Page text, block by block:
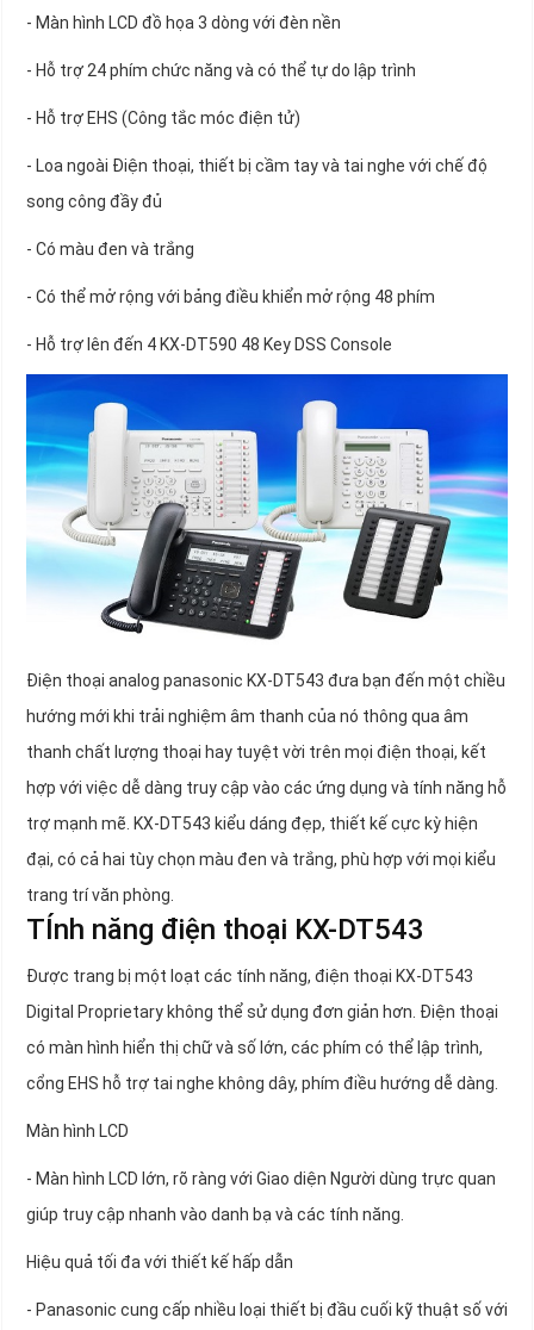
- Màn hình LCD đồ họa 3 dòng với đèn nền
- Hỗ trợ 24 phím chức năng và có thể tự do lập trình
- Hỗ trợ EHS (Công tắc móc điện tử)
- Loa ngoài Điện thoại, thiết bị cầm tay và tai nghe với chế độ
song công đầy đủ
- Có màu đen và trắng
- Có thể mở rộng với bảng điều khiển mở rộng 48 phím
- Hỗ trợ lên đến 4 KX-DT590 48 Key DSS Console
Điện thoại analog panasonic KX-DT543 đưa bạn đến một chiều
hướng mới khi trải nghiệm âm thanh của nó thông qua âm
thanh chất lượng thoại hay tuyệt vời trên mọi điện thoại, kết
hợp với việc dễ dàng truy cập vào các ứng dụng và tính năng hỗ
trợ mạnh mẽ. KX-DT543 kiểu dáng đẹp, thiết kế cực kỳ hiện
đại, có cả hai tùy chọn màu đen và trắng, phù hợp với mọi kiểu
trang trí văn phòng.
TÍnh năng điện thoại KX-DT543
Được trang bị một loạt các tính năng, điện thoại KX-DT543
Digital Proprietary không thể sử dụng đơn giản hơn. Điện thoại
có màn hình hiển thị chữ và số lớn, các phím có thể lập trình,
cổng EHS hỗ trợ tai nghe không dây, phím điều hướng dễ dàng.
Màn hình LCD
- Màn hình LCD lớn, rõ ràng với Giao diện Người dùng trực quan
giúp truy cập nhanh vào danh bạ và các tính năng.
Hiệu quả tối đa với thiết kế hấp dẫn
- Panasonic cung cấp nhiều loại thiết bị đầu cuối kỹ thuật số với